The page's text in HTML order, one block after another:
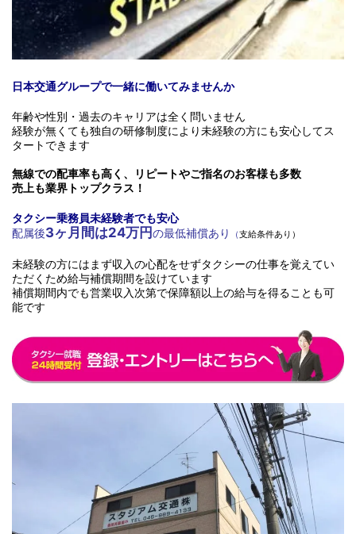
日本交通グループで一緒に働いてみませんか
年齢や性別・過去のキャリアは全く問いません
経験が無くても独自の研修制度により未経験の方にも安心してス
タートできます
無線での配車率も高く、リピートやご指名のお客様も多数
売上も業界トップクラス！
タクシー乗務員未経験者でも安心
配属後3ヶ月間は24万円の最低補償あり （支給条件あり）
未経験の方にはまず収入の心配をせずタクシーの仕事を覚えてい
ただくため給与補償期間を設けています
補償期間内でも営業収入次第で保障額以上の給与を得ることも可
能です